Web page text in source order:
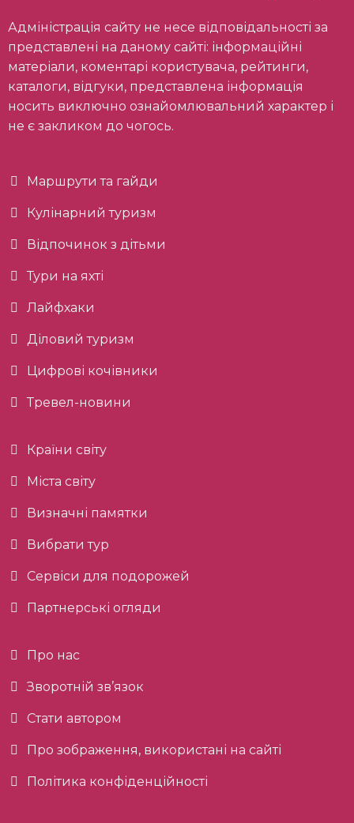
Адміністрація сайту не несе відповідальності за
представлені на даному сайті: інформаційні
матеріали, коментарі користувача, рейтинги,
каталоги, відгуки, представлена інформація
носить виключно ознайомлювальний характер і
не є закликом до чогось.
Маршрути та гайди
Кулінарний туризм
Відпочинок з дітьми
Тури на яхті
Лайфхаки
Діловий туризм
Цифрові кочівники
Тревел-новини
Країни світу
Міста світу
Визначні памятки
Вибрати тур
Сервіси для подорожей
Партнерські огляди
Про нас
Зворотній зв’язок
Стати автором
Про зображення, використані на сайті
Політика конфіденційності